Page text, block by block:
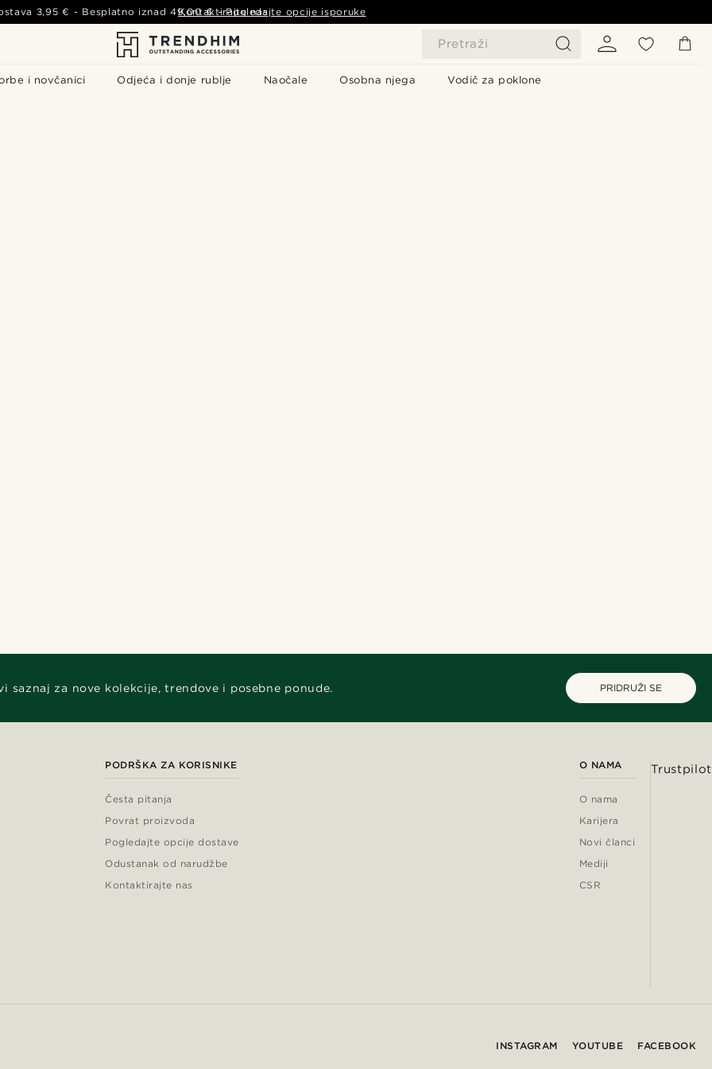
Pretraži
i novčanici Odjeća i donje rublje Naočale Osobna njega Vodič za poklone
3,95 € - Besplatno iznad49,00 € - Pogledajte opcije isporuke
Kontaktirajte nas
saznaj za nove kolekcije, trendove i posebne ponude. PRIDRUŽI SE
PODRŠKA ZA KORISNIKE
Česta pitanja
Povrat proizvoda
Pogledajte opcije dostave
Odustanak od narudžbe
Kontaktirajte nas
O NAMA
O nama
Karijera
Novi članci
Mediji
CSR
Trustpilot
INSTAGRAM YOUTUBE FACEBOOK